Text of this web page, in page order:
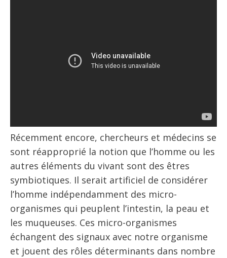
Récemment encore, chercheurs et médecins se
sont réapproprié la notion que l’homme ou les
autres éléments du vivant sont des êtres
symbiotiques. Il serait artificiel de considérer
l’homme indépendamment des micro-
organismes qui peuplent l’intestin, la peau et
les muqueuses. Ces micro-organismes
échangent des signaux avec notre organisme
et jouent des rôles déterminants dans nombre